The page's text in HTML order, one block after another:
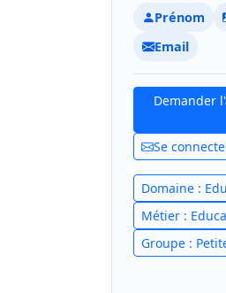
Prénom
Email
Demander
Se
Domaine :
Métier :
Groupe :